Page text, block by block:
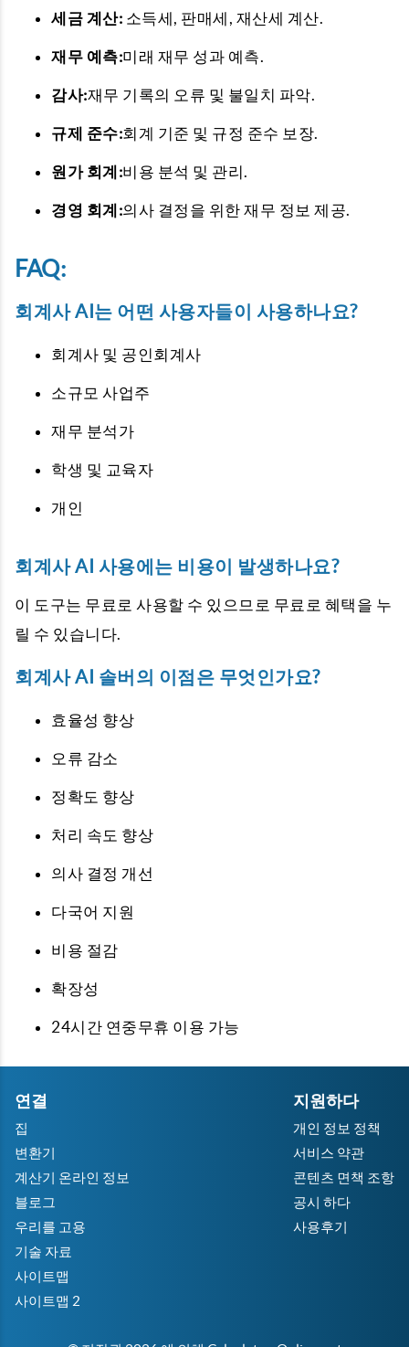
세금 계산: 소득세, 판매세, 재산세 계산.
재무 예측:미래 재무 성과 예측.
감사:재무 기록의 오류 및 불일치 파악.
규제 준수:회계 기준 및 규정 준수 보장.
원가 회계:비용 분석 및 관리.
경영 회계:의사 결정을 위한 재무 정보 제공.
FAQ:
회계사 AI는 어떤 사용자들이 사용하나요?
회계사 및 공인회계사
소규모 사업주
재무 분석가
학생 및 교육자
개인
회계사 AI 사용에는 비용이 발생하나요?
이 도구는 무료로 사용할 수 있으므로 무료로 혜택을 누
릴 수 있습니다.
회계사 AI 솔버의 이점은 무엇인가요?
효율성 향상
오류 감소
정확도 향상
처리 속도 향상
의사 결정 개선
다국어 지원
비용 절감
확장성
24시간 연중무휴 이용 가능
연결
집
변환기
계산기 온라인 정보
블로그
우리를 고용
기술 자료
사이트맵
사이트맵 2
지원하다
개인 정보 정책
서비스 약관
콘텐츠 면책 조항
공시 하다
사용후기